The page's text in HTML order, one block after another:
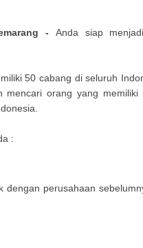
- Anda siap menjadi
50 cabang di seluruh
orang yang memiliki
:
dengan perusahaan